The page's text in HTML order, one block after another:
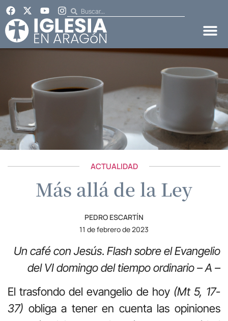
ACTUALIDAD
Más allá de la Ley
PEDRO ESCARTÍN
11 de febrero de 2023
Un café con Jesús. Flash sobre el Evangelio
del VI domingo del tiempo ordinario – A –
El trasfondo del evangelio de hoy (Mt 5, 17-
37) obliga a tener en cuenta las opiniones